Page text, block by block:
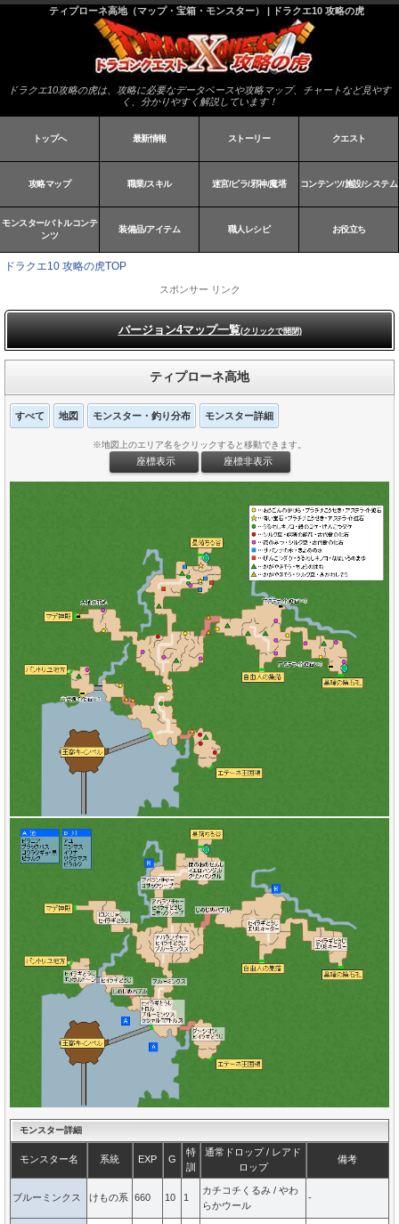
ティプローネ高地（マップ・宝箱・モンスター） | ドラクエ10 攻略の虎
ドラクエ10攻略の虎は、攻略に必要なデータベースや攻略マップ、チャートなど見やす
く、分かりやすく解説しています！
トップへ 最新情報 ストーリー クエスト
攻略マップ 職業/スキル 迷宮/ピラ/邪神/魔塔 コンテンツ/施設/システム
モンスター/バトルコンテ
ンツ
装備品/アイテム 職人レシピ お役立ち
ドラクエ10 攻略の虎TOP
スポンサー リンク
バージョン4マップ一覧(クリックで開閉)
ティプローネ高地
すべて 地図 モンスター・釣り分布 モンスター詳細
※地図上のエリア名をクリックすると移動できます。
モンスター詳細
モンスター名 系統 EXP G
特
訓
通常ドロップ / レアド
ロップ
備考
ブルーミンクス けもの系 660 10 1
カチコチくるみ / やわ
らかウール
-